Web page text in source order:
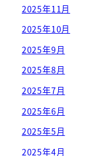
2025年11月
2025年10月
2025年9月
2025年8月
2025年7月
2025年6月
2025年5月
2025年4月